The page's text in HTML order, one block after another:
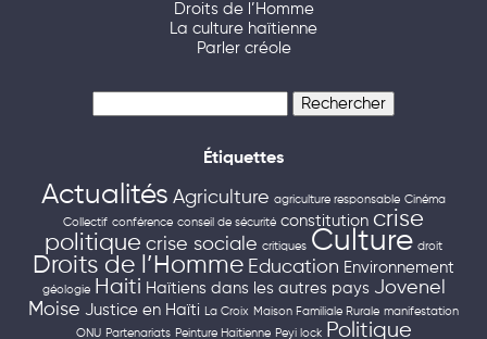
Droits de l’Homme
La culture haïtienne
Parler créole
Étiquettes
Actualités Agriculture agriculture responsable Cinéma
Collectif conférence conseil de sécurité constitution crise
politique crise sociale critiques Culture droit
Droits de l’Homme Education Environnement
géologie Haiti Haïtiens dans les autres pays Jovenel
Moise Justice en Haïti La Croix Maison Familiale Rurale manifestation
ONU Partenariats Peinture Haitienne Peyi lock
Politique